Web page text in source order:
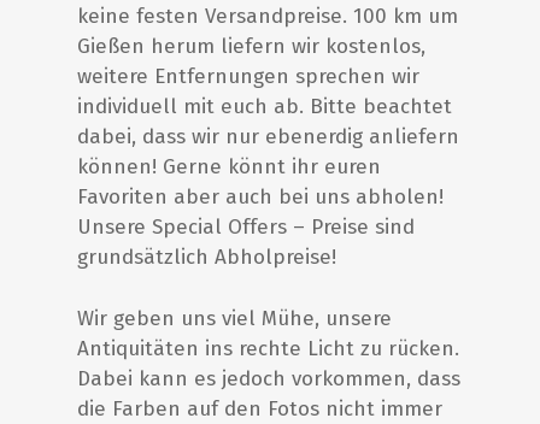
keine festen Versandpreise. 100 km um
Gießen herum liefern wir kostenlos,
weitere Entfernungen sprechen wir
individuell mit euch ab. Bitte beachtet
dabei, dass wir nur ebenerdig anliefern
können! Gerne könnt ihr euren
Favoriten aber auch bei uns abholen!
Unsere Special Offers – Preise sind
grundsätzlich Abholpreise!
Wir geben uns viel Mühe, unsere
Antiquitäten ins rechte Licht zu rücken.
Dabei kann es jedoch vorkommen, dass
die Farben auf den Fotos nicht immer